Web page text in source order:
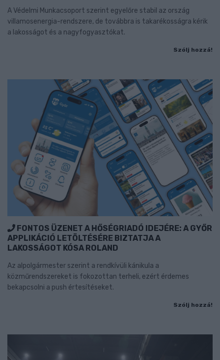
A Védelmi Munkacsoport szerint egyelőre stabil az ország
villamosenergia-rendszere, de továbbra is takarékosságra kérik
a lakosságot és a nagyfogyasztókat.
Szólj hozzá!
FONTOS ÜZENET A HŐSÉGRIADÓ IDEJÉRE: A GYŐR
APPLIKÁCIÓ LETÖLTÉSÉRE BIZTATJA A
LAKOSSÁGOT KÓSA ROLAND
Az alpolgármester szerint a rendkívüli kánikula a
közműrendszereket is fokozottan terheli, ezért érdemes
bekapcsolni a push értesítéseket.
Szólj hozzá!